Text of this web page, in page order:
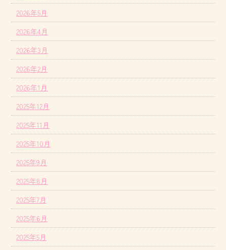
2026年5月
2026年4月
2026年3月
2026年2月
2026年1月
2025年12月
2025年11月
2025年10月
2025年9月
2025年8月
2025年7月
2025年6月
2025年5月